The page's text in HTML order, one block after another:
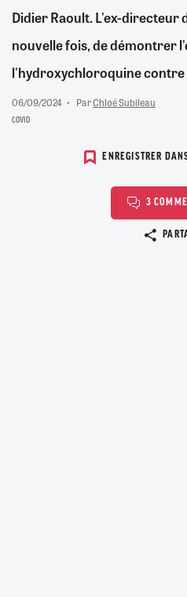
Didier Raoult. L'ex-directeur
nouvelle fois, de démontrer
l'hydroxychloroquine contre
06/09/2024 ParChloé Subileau
COVID
ENREGISTRER
3